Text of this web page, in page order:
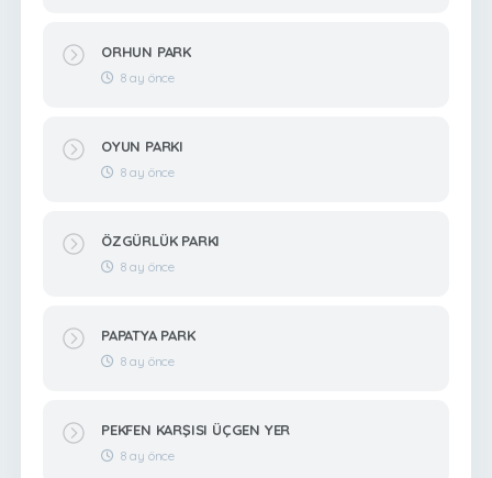
ORHUN PARK
8 ay önce
OYUN PARKI
8 ay önce
ÖZGÜRLÜK PARKI
8 ay önce
PAPATYA PARK
8 ay önce
PEKFEN KARŞISI ÜÇGEN YER
8 ay önce